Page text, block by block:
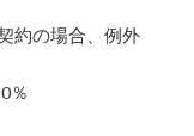
の場合、例外
％